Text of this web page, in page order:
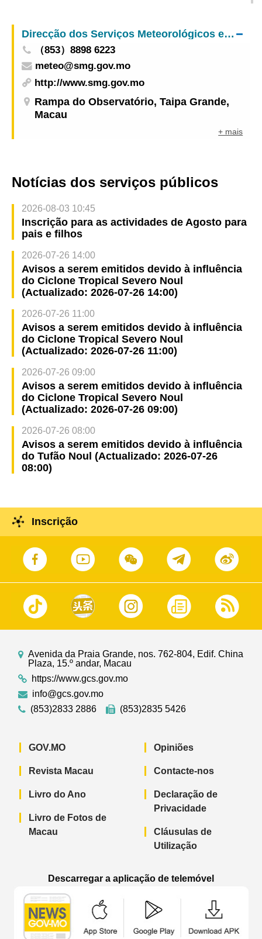
Serviços de Obras Públicas devido à passagem
de tufão
Direcção dos Serviços Meteorológicos e Geofísicos
（853）8898 6223
meteo@smg.gov.mo
http://www.smg.gov.mo
Rampa do Observatório, Taipa Grande,
Macau
+ mais
Notícias dos serviços públicos
2026-08-03 10:45
Inscrição para as actividades de Agosto para
pais e filhos
2026-07-26 14:00
Avisos a serem emitidos devido à influência
do Ciclone Tropical Severo Noul
(Actualizado: 2026-07-26 14:00)
2026-07-26 11:00
Avisos a serem emitidos devido à influência
do Ciclone Tropical Severo Noul
(Actualizado: 2026-07-26 11:00)
2026-07-26 09:00
Avisos a serem emitidos devido à influência
do Ciclone Tropical Severo Noul
(Actualizado: 2026-07-26 09:00)
2026-07-26 08:00
Avisos a serem emitidos devido à influência
do Tufão Noul (Actualizado: 2026-07-26
08:00)
Inscrição
Avenida da Praia Grande, nos. 762-804, Edif. China
Plaza, 15.º andar, Macau
https://www.gcs.gov.mo
info@gcs.gov.mo
(853)2833 2886
(853)2835 5426
GOV.MO
Revista Macau
Livro do Ano
Livro de Fotos de
Macau
Opiniões
Contacte-nos
Declaração de
Privacidade
Cláusulas de
Utilização
Descarregar a aplicação de telemóvel